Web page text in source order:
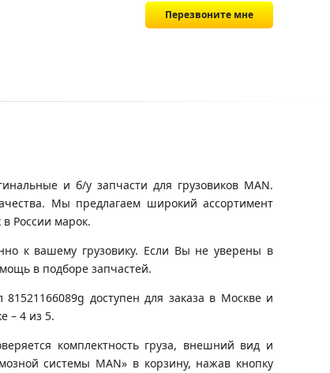
Перезвоните мне
и б/у запчасти для грузовиков MAN.
Мы предлагаем широкий ассортимент
России марок.
к вашему грузовику. Если Вы не уверены в
в подборе запчастей.
доступен для заказа в Москве и
– 4 из 5.
комплектность груза, внешний вид и
системы MAN» в корзину, нажав кнопку